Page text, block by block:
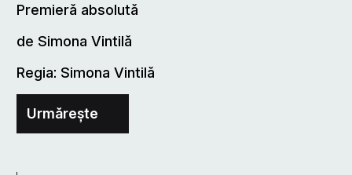
Premieră absolută
de Simona Vintilă
Regia: Simona Vintilă
Urmărește